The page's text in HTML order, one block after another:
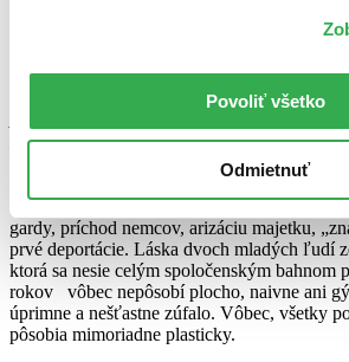
Povoliť všetko
Odmietnuť
prvky. Realita krutej biedy rodného kraja
príroda je ukážkou básnického citu autora.
Ozajstný úspech však prišiel až s napísaním
Námestie svätej Alžbety. Tragický príbeh
Jašíkovi na odsúdenie zverstiev fašizmu a
osudoch obyvateľov Nitry zachytáva
gardy, príchod nemcov, arizáciu majetku,
prvé deportácie. Láska dvoch mladých ľudí
ktorá sa nesie celým spoločenským bahnom
rokov vôbec nepôsobí plocho, naivne ani
úprimne a nešťastne zúfalo. Vôbec, všetky
pôsobia mimoriadne plasticky.